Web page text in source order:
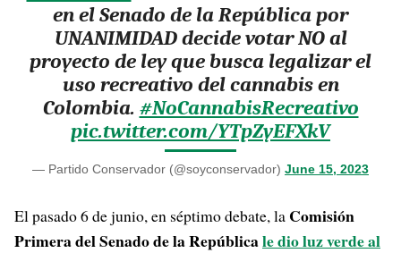
en el Senado de la República por
UNANIMIDAD decide votar NO al
proyecto de ley que busca legalizar el
uso recreativo del cannabis en
Colombia. #NoCannabisRecreativo
pic.twitter.com/YTpZyEFXkV
— Partido Conservador (@soyconservador) June 15, 2023
El pasado 6 de junio, en séptimo debate, la Comisión
Primera del Senado de la Repúblicale dio luz verde al